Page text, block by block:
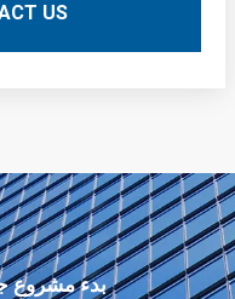
US
بدء مشروع